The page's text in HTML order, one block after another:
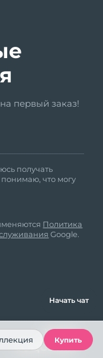
первый заказ!
получать
что могу
Политика
Google.
МЫ В
СОЦСЕТЯХ
Начать чат
Купить